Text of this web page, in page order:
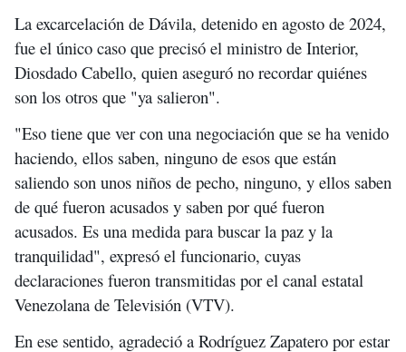
La excarcelación de Dávila, detenido en agosto de 2024,
fue el único caso que precisó el ministro de Interior,
Diosdado Cabello, quien aseguró no recordar quiénes
son los otros que "ya salieron".
"Eso tiene que ver con una negociación que se ha venido
haciendo, ellos saben, ninguno de esos que están
saliendo son unos niños de pecho, ninguno, y ellos saben
de qué fueron acusados y saben por qué fueron
acusados. Es una medida para buscar la paz y la
tranquilidad", expresó el funcionario, cuyas
declaraciones fueron transmitidas por el canal estatal
Venezolana de Televisión (VTV).
En ese sentido, agradeció a Rodríguez Zapatero por estar